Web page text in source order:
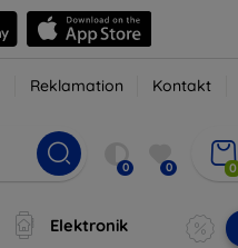
Reklamation Kontakt
0 0 0
Elektronik